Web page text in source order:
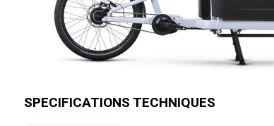
SPECIFICATIONS TECHNIQUES